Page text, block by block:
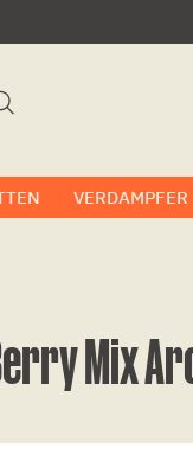
VERDAMPFER
Berry Mix